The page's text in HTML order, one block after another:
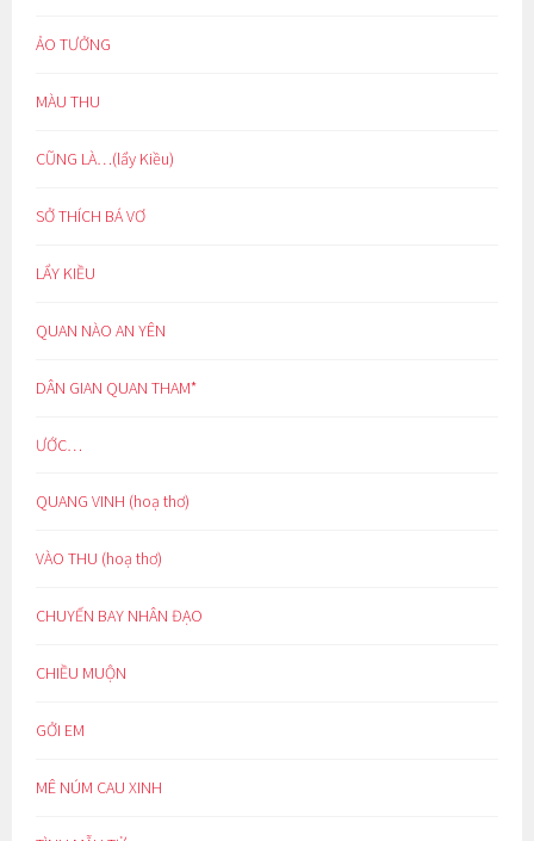
ẢO TƯỞNG
MÀU THU
CŨNG LÀ…(lẩy Kiều)
SỞ THÍCH BÁ VƠ
LẨY KIỀU
QUAN NÀO AN YÊN
DÂN GIAN QUAN THAM*
ƯỚC…
QUANG VINH (hoạ thơ)
VÀO THU (hoạ thơ)
CHUYẾN BAY NHÂN ĐẠO
CHIỀU MUỘN
GỞI EM
MÊ NÚM CAU XINH